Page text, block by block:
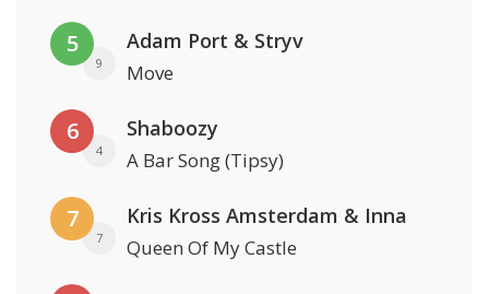
5
9
Adam Port & Stryv
Move
6
4
Shaboozy
A Bar Song (Tipsy)
7
7
Kris Kross Amsterdam & Inna
Queen Of My Castle